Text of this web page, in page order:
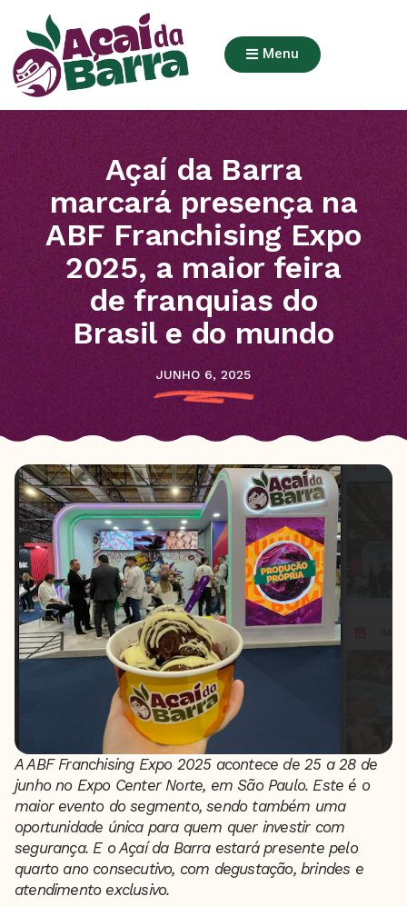
Menu
Açaí da Barra
marcará presença na
ABF Franchising Expo
2025, a maior feira
de franquias do
Brasil e do mundo
JUNHO 6, 2025
A ABF Franchising Expo 2025 acontece de 25 a 28 de
junho no Expo Center Norte, em São Paulo. Este é o
maior evento do segmento, sendo também uma
oportunidade única para quem quer investir com
segurança. E o Açaí da Barra estará presente pelo
quarto ano consecutivo, com degustação, brindes e
atendimento exclusivo.